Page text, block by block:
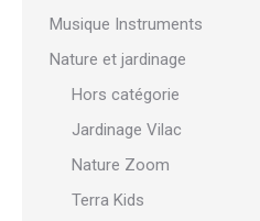
Musique Instruments
Nature et jardinage
Hors catégorie
Jardinage Vilac
Nature Zoom
Terra Kids